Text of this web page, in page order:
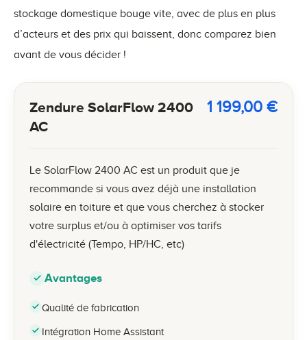
stockage domestique bouge vite, avec de plus en plus
d’acteurs et des prix qui baissent, donc comparez bien
avant de vous décider !
Zendure SolarFlow 2400
AC
1 199,00 €
Le SolarFlow 2400 AC est un produit que je
recommande si vous avez déjà une installation
solaire en toiture et que vous cherchez à stocker
votre surplus et/ou à optimiser vos tarifs
d'électricité (Tempo, HP/HC, etc)
Avantages
Qualité de fabrication
Intégration Home Assistant